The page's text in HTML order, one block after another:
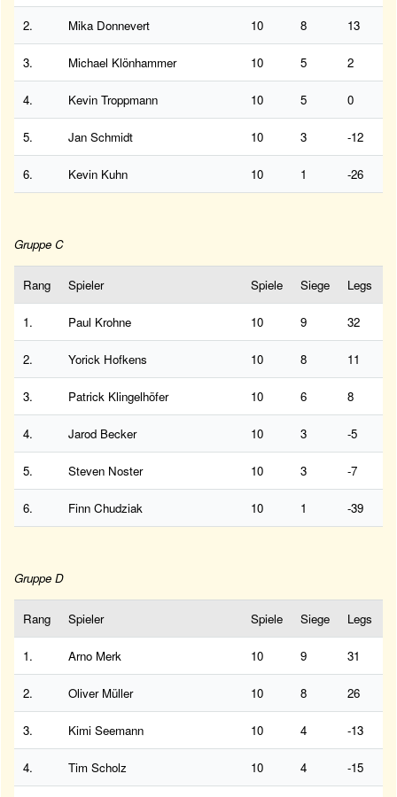
2. Mika Donnevert 10 8 13
3. Michael Klönhammer 10 5 2
4. Kevin Troppmann 10 5 0
5. Jan Schmidt 10 3 -12
6. Kevin Kuhn 10 1 -26
Gruppe C
Rang Spieler Spiele Siege Legs
1. Paul Krohne 10 9 32
2. Yorick Hofkens 10 8 11
3. Patrick Klingelhöfer 10 6 8
4. Jarod Becker 10 3 -5
5. Steven Noster 10 3 -7
6. Finn Chudziak 10 1 -39
Gruppe D
Rang Spieler Spiele Siege Legs
1. Arno Merk 10 9 31
2. Oliver Müller 10 8 26
3. Kimi Seemann 10 4 -13
4. Tim Scholz 10 4 -15